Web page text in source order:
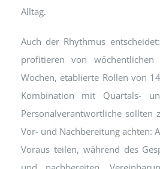
Alltag.
Auch der Rhythmus
profitieren von
Wochen, etablierte Rollen von
Kombination mit Quartals-
Personalverantwortliche sollten
Vor- und Nachbereitung achten:
Voraus teilen, während des